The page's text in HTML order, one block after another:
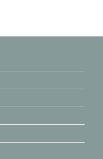
en
de
producto